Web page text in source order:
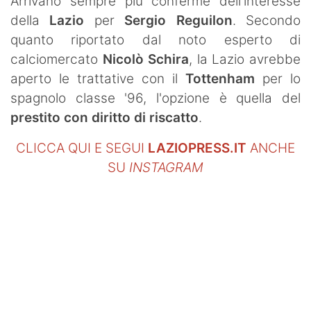
Contatti
della Lazio per Sergio Reguilon. Secondo
quanto riportato dal noto esperto di
calciomercato Nicolò Schira, la Lazio avrebbe
aperto le trattative con il Tottenham per lo
spagnolo classe '96, l'opzione è quella del
prestito con diritto di riscatto.
CLICCA QUI E SEGUI LAZIOPRESS.IT ANCHE
SU INSTAGRAM